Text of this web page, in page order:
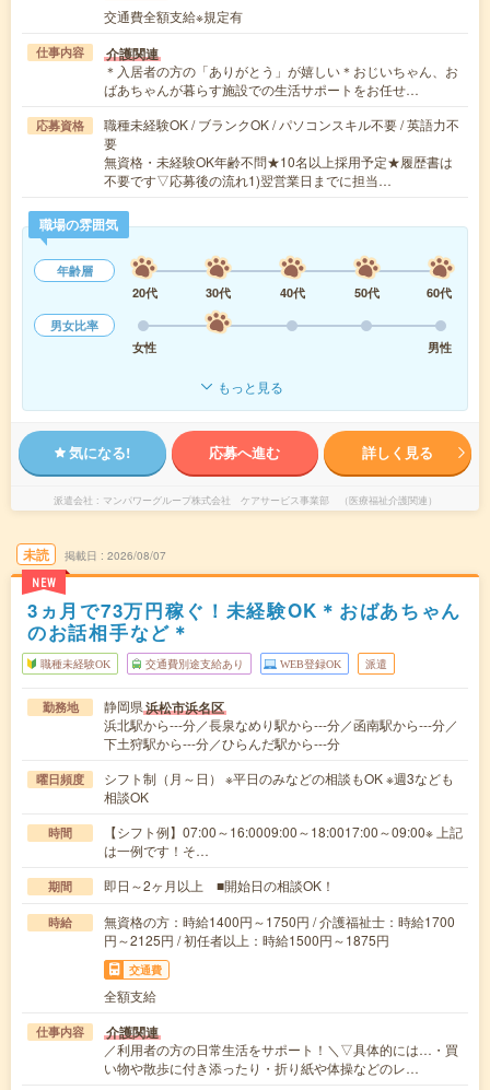
交通費全額支給※規定有
仕事内容 介護関連
＊入居者の方の「ありがとう」が嬉しい＊おじいちゃん、お
ばあちゃんが暮らす施設での生活サポートをお任せ…
応募資格
職種未経験OK / ブランクOK / パソコンスキル不要 / 英語力不
要
無資格・未経験OK年齢不問★10名以上採用予定★履歴書は
不要です▽応募後の流れ1)翌営業日までに担当…
職場の雰囲気
年齢層
20代
30代 40代 50代
60代
男女比率
女性
男性
もっと見る
気になる! 応募へ進む 詳しく見る
派遣会社 マンパワーグループ株式会社 ケアサービス事業部 （医療福祉介護関連）
未読
NEW
掲載日 2026/08/07
3ヵ月で73万円稼ぐ！未経験OK＊おばあちゃん
のお話相手など＊
職種未経験OK 交通費別途支給あり WEB登録OK 派遣
勤務地 静岡県浜松市浜名区
浜北駅から---分／長泉なめり駅から---分／函南駅から---分／
下土狩駅から---分／ひらんだ駅から---分
曜日頻度
シフト制（月～日） ※平日のみなどの相談もOK ※週3なども
相談OK
時間
【シフト例】07:00～16:0009:00～18:0017:00～09:00※ 上記
は一例です！そ…
期間 即日～2ヶ月以上 ■開始日の相談OK！
時給
無資格の方：時給1400円～1750円 / 介護福祉士：時給1700
円～2125円 / 初任者以上：時給1500円～1875円
交通費
全額支給
仕事内容 介護関連
／利用者の方の日常生活をサポート！＼▽具体的には…・買
い物や散歩に付き添ったり・折り紙や体操などのレ…